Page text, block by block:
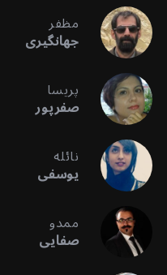
مظفر
جهانگیری
پریسا
صفرپور
نائله
یوسفی
ممدو
صفایی